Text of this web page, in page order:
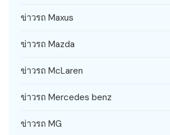
ข่าวรถ Maxus
ข่าวรถ Mazda
ข่าวรถ McLaren
ข่าวรถ Mercedes benz
ข่าวรถ MG